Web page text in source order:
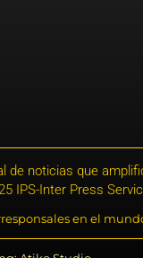
noticias que
IPS-Inter Press
en el